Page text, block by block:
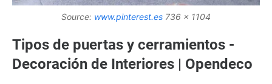
Source: www.pinterest.es 736 x 1104
Tipos de puertas y cerramientos -
Decoración de Interiores | Opendeco